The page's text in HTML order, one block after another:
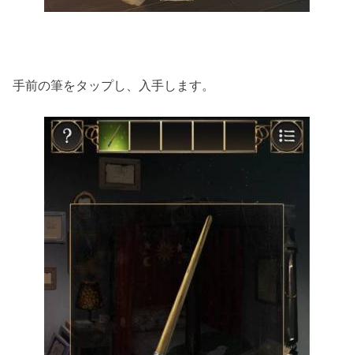
手前の筆をタップし、入手します。